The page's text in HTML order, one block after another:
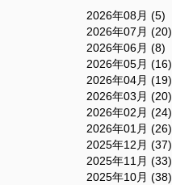
2026年08月 (5)
2026年07月 (20)
2026年06月 (8)
2026年05月 (16)
2026年04月 (19)
2026年03月 (20)
2026年02月 (24)
2026年01月 (26)
2025年12月 (37)
2025年11月 (33)
2025年10月 (38)